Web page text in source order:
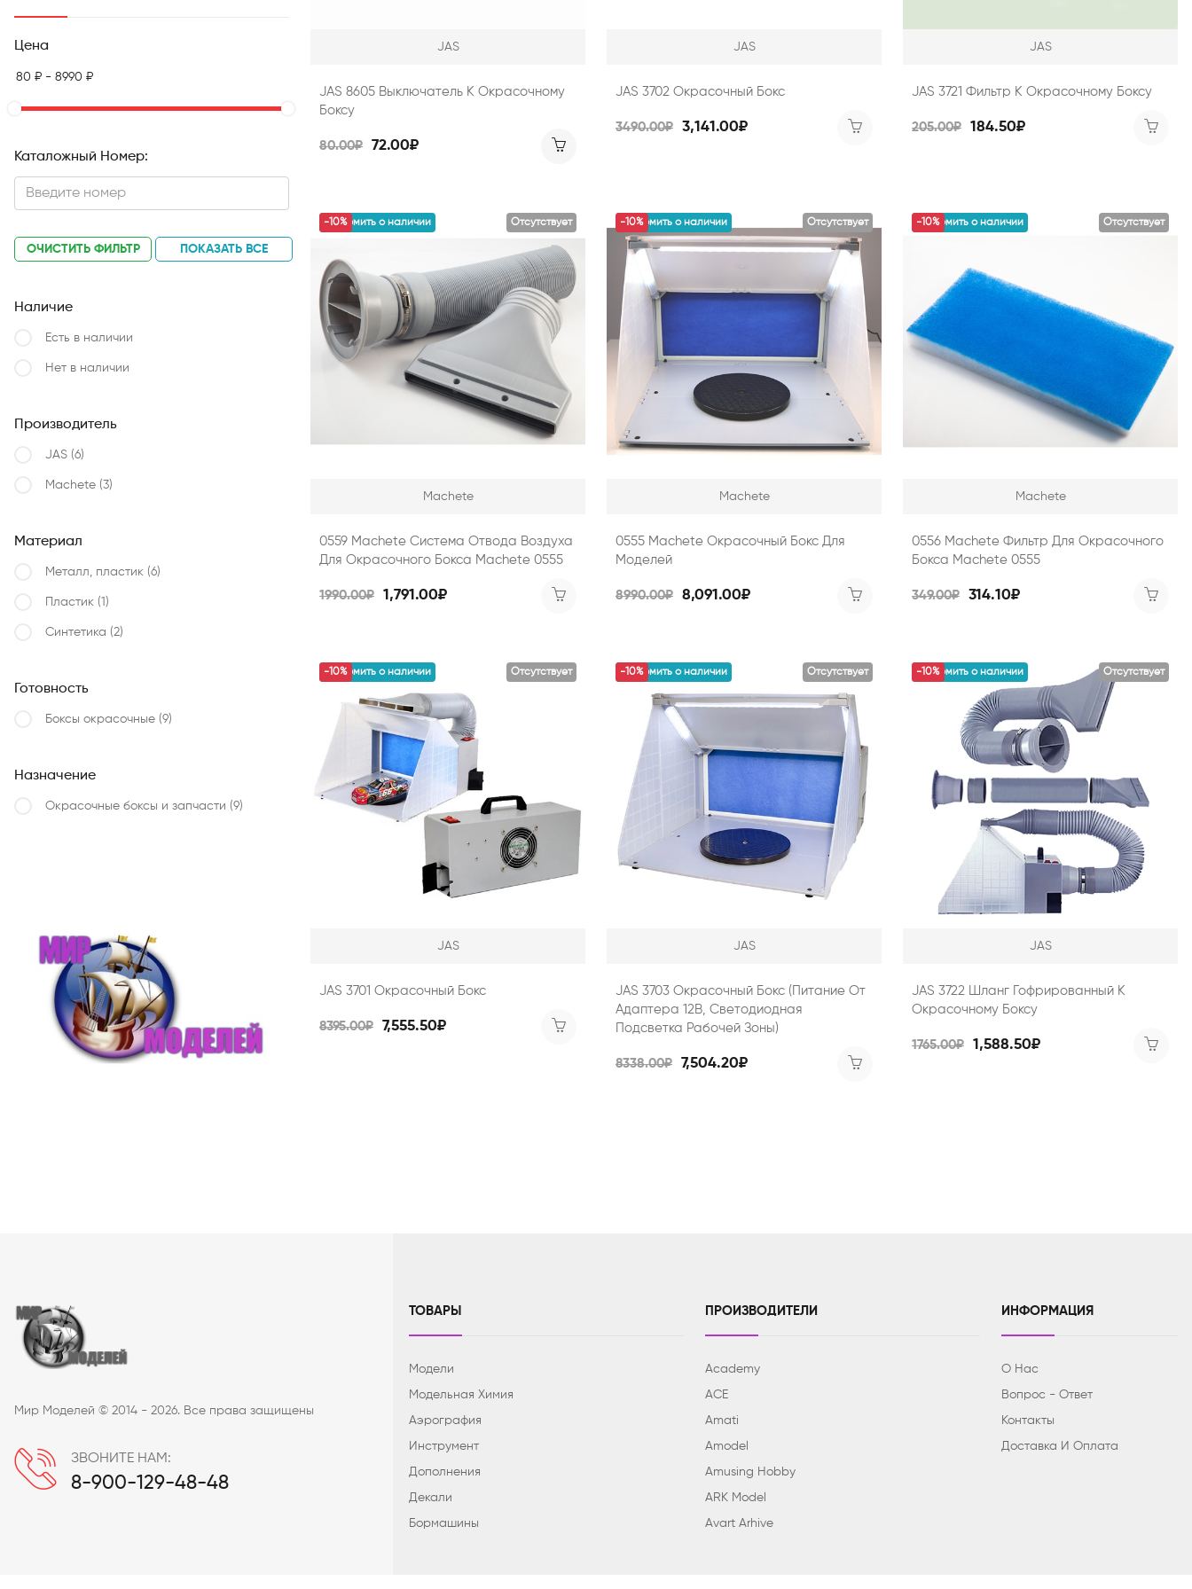
JAS
JAS 8605 Выключатель К Окрасочному
Боксу
80.00₽ 72.00₽
JAS
JAS 3702 Окрасочный Бокс
3490.00₽ 3,141.00₽
JAS
JAS 3721 Фильтр К Окрасочному Боксу
205.00₽ 184.50₽
Отсутствует
уведомить о наличии
-10%
Machete
0559 Machete Система Отвода Воздуха
Для Окрасочного Бокса Machete 0555
1990.00₽ 1,791.00₽
Отсутствует
уведомить о наличии
-10%
Machete
0555 Machete Окрасочный Бокс Для
Моделей
8990.00₽ 8,091.00₽
Отсутствует
уведомить о наличии
-10%
Machete
0556 Machete Фильтр Для Окрасочного
Бокса Machete 0555
349.00₽ 314.10₽
Отсутствует
уведомить о наличии
-10%
JAS
JAS 3701 Окрасочный Бокс
8395.00₽ 7,555.50₽
Отсутствует
уведомить о наличии
-10%
JAS
JAS 3703 Окрасочный Бокс (Питание От
Адаптера 12В, Светодиодная
Подсветка Рабочей Зоны)
8338.00₽ 7,504.20₽
Отсутствует
уведомить о наличии
-10%
JAS
JAS 3722 Шланг Гофрированный К
Окрасочному Боксу
1765.00₽ 1,588.50₽
Цена
Каталожный Номер:
ОЧИСТИТЬ ФИЛЬТР ПОКАЗАТЬ ВСЕ
Наличие
Есть в наличии
Нет в наличии
Производитель
JAS (6)
Machete (3)
Материал
Металл, пластик (6)
Пластик (1)
Синтетика (2)
Готовность
Боксы окрасочные (9)
Назначение
Окрасочные боксы и запчасти (9)
Мир Моделей © 2014 - 2026. Все права защищены
ЗВОНИТЕ НАМ:
8-900-129-48-48
ТОВАРЫ
Модели
Модельная Химия
Аэрография
Инструмент
Дополнения
Декали
Бормашины
ПРОИЗВОДИТЕЛИ
Academy
ACE
Amati
Amodel
Amusing Hobby
ARK Model
Avart Arhive
ИНФОРМАЦИЯ
О Нас
Вопрос - Ответ
Контакты
Доставка И Оплата